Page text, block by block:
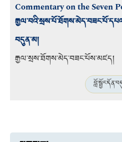
Commentary on the Seven
བདུན་མ།
རྒྱལ་སྲས་ཐོགས་མེད་བཟང་པོས་མཛད།